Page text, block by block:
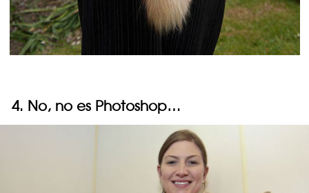
4. No, no es Photoshop…